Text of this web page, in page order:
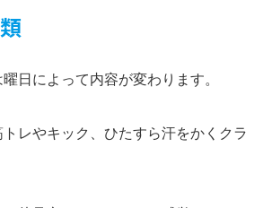
日によって内容が変わります。
レやキック、ひたすら汗をかくクラ